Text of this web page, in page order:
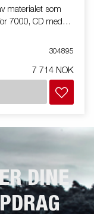
materialet som
7000, CD med
304895
7 714 NOK
DINE